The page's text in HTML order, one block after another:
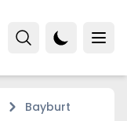
Bayburt